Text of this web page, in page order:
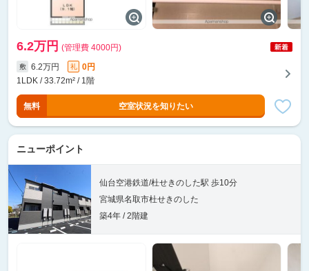
6.2万円 (管理費 4000円)
敷 6.2万円 礼
0円
1LDK / 33.72m² / 1階
無料 空室状況を知りたい
ニューポイント
仙台空港鉄道/杜せきのした駅 歩10分
宮城県名取市杜せきのした
築4年 / 2階建